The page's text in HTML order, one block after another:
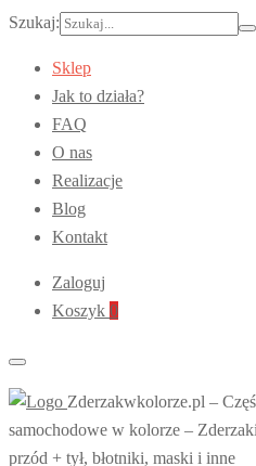
Szukaj:
Sklep
Jak to działa?
FAQ
O nas
Realizacje
Blog
Kontakt
Zaloguj
Koszyk 0
Zderzakwkolorze.pl –
samochodowe w kolorze – Zderzaki
przód + tył, błotniki, maski i inne